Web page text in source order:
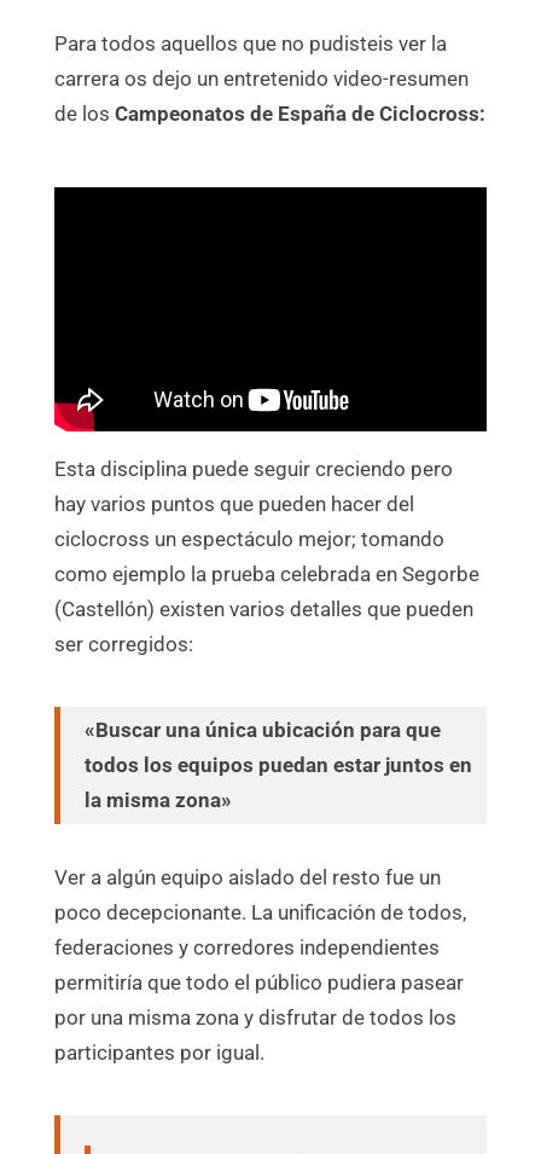
Para todos aquellos que no pudisteis ver la
carrera os dejo un entretenido video-resumen
de los Campeonatos de España de Ciclocross:
Esta disciplina puede seguir creciendo pero
hay varios puntos que pueden hacer del
ciclocross un espectáculo mejor; tomando
como ejemplo la prueba celebrada en Segorbe
(Castellón) existen varios detalles que pueden
ser corregidos:
«Buscar una única ubicación para que
todos los equipos puedan estar juntos en
la misma zona»
Ver a algún equipo aislado del resto fue un
poco decepcionante. La unificación de todos,
federaciones y corredores independientes
permitiría que todo el público pudiera pasear
por una misma zona y disfrutar de todos los
participantes por igual.